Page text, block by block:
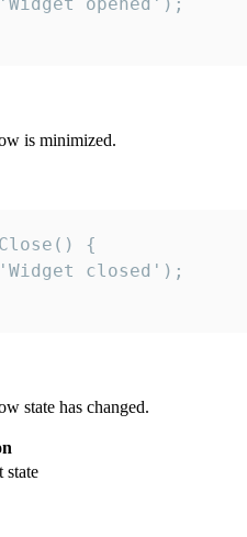
is minimized.
{
closed');
state has changed.
state